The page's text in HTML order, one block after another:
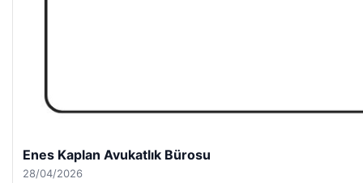
Enes Kaplan Avukatlık Bürosu
28/04/2026